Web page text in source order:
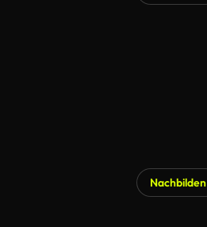
Nachbilden